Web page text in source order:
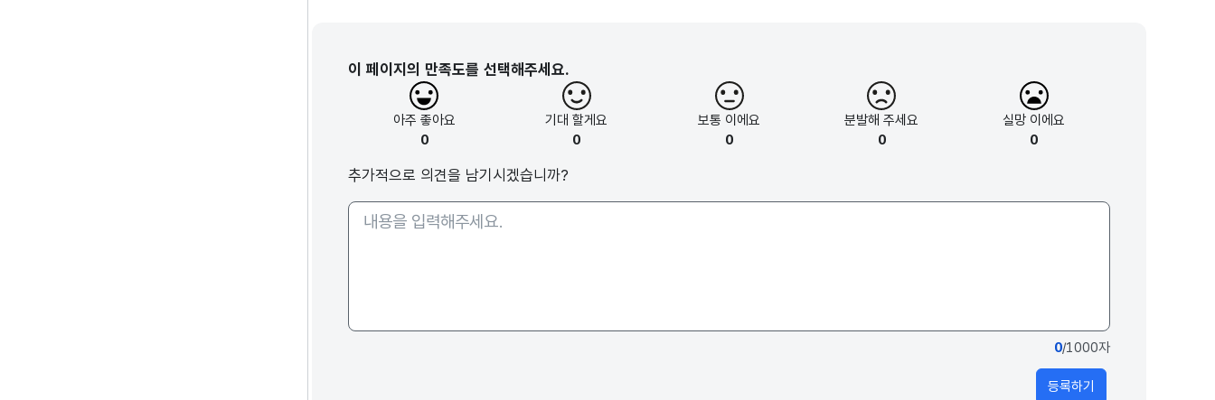
이 페이지의 만족도를 선택해주세요.
아주 좋아요
0
기대할게요
0
보통 이에요
0
분발해주세요
0
실망 이에요
0
추가적으로 의견을 남기시겠습니까?
0/1000자
등록하기